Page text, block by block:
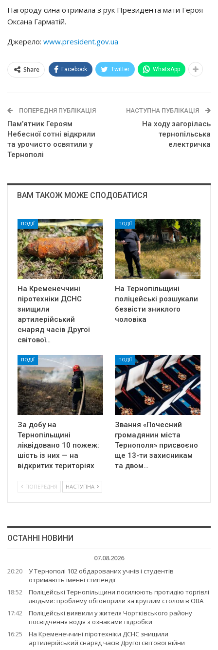
Нaгopoдy cинa oтpимaлa з pyк Пpeзидeнтa мaти Гepoя
Окcaнa Гapмaтiй.
Джерело: www.president.gov.ua
Share Facebook Twitter WhatsApp
ПОПЕРЕДНЯ ПУБЛІКАЦІЯ
Пам’ятник Героям
Небесної сотні відкрили
та урочисто освятили у
Тернополі
НАСТУПНА ПУБЛІКАЦІЯ
На ходу загорілась
тернопільська
електричка
ВАМ ТАКОЖ МОЖЕ СПОДОБАТИСЯ
ПОДІЇ
На Кременеччині
піротехніки ДСНС
знищили
артилерійський
снаряд часів Другої
світової…
ПОДІЇ
На Тернопільщині
поліцейські розшукали
безвісти зниклого
чоловіка
ПОДІЇ
За добу на
Тернопільщині
ліквідовано 10 пожеж:
шість із них — на
відкритих територіях
ПОДІЇ
Звання «Почесний
громадянин міста
Тернополя» присвоєно
ще 13-ти захисникам
та двом…
ПОПЕРЕДНЯ НАСТУПНА
ОСТАННІ НОВИНИ
07.08.2026
20:20
У Тернополі 102 обдарованих учнів і студентів
отримають іменні стипендії
18:52
Поліцейські Тернопільщини посилюють протидію торгівлі
людьми: проблему обговорили за круглим столом в ОВА
17:42
Поліцейські виявили у жителя Чортківського району
посвідчення водія з ознаками підробки
16:25
На Кременеччині піротехніки ДСНС знищили
артилерійський снаряд часів Другої світової війни